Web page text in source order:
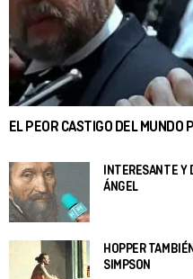
EL PEOR CASTIGO DEL MUNDO
INTERESANTE Y
ÁNGEL
HOPPER
SIMPSON